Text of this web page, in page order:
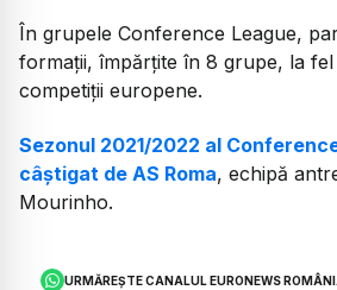
În grupele Conference League,
formații, împărțite în 8 grupe, la
competiții europene.
Sezonul 2021/2022 al
câștigat de AS Roma, echipă
Mourinho.
URMĂREȘTE CANALUL EURONEWS